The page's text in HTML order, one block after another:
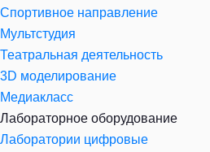
Спортивное направление
Мультстудия
Театральная деятельность
3D моделирование
Медиакласс
Лабораторное оборудование
Лаборатории цифровые